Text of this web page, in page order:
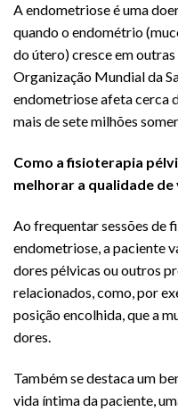
A endometriose é uma
quando o endométrio
do útero) cresce em
Organização Mundial da
endometriose afeta cerca
mais de sete milhões
Como a fisioterapia
melhorar a qualidade de
Ao frequentar sessões de
endometriose, a paciente
dores pélvicas ou outros
relacionados, como, por
posição encolhida, que a
dores.
Também se destaca um
vida íntima da paciente,